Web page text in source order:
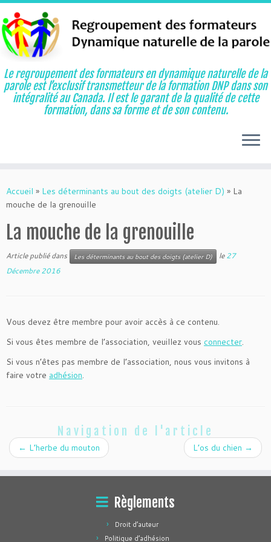
au
contenu
Le regroupement des formateurs en dynamique naturelle de la
parole est l’exclusif transmetteur de la formation DNP dans son
intégralité au Canada. Il est le garant de la qualité de cette
formation, dans sa forme et de son contenu.
Accueil » Les déterminants au bout des doigts (atelier D) » La
mouche de la grenouille
La mouche de la grenouille
Article publié dans Les déterminants au bout des doigts (atelier D) le27
Décembre 2016
Vous devez être membre pour avoir accès à ce contenu.
Si vous êtes membre de l’association, veuillez vous connecter.
Si vous n’êtes pas membre de l’association, nous vous invitons à
faire votre adhésion.
Navigation de l'article
← L’herbe du mouton L’os du chien →
Règlements
Droit d’auteur
Politique d’adhésion